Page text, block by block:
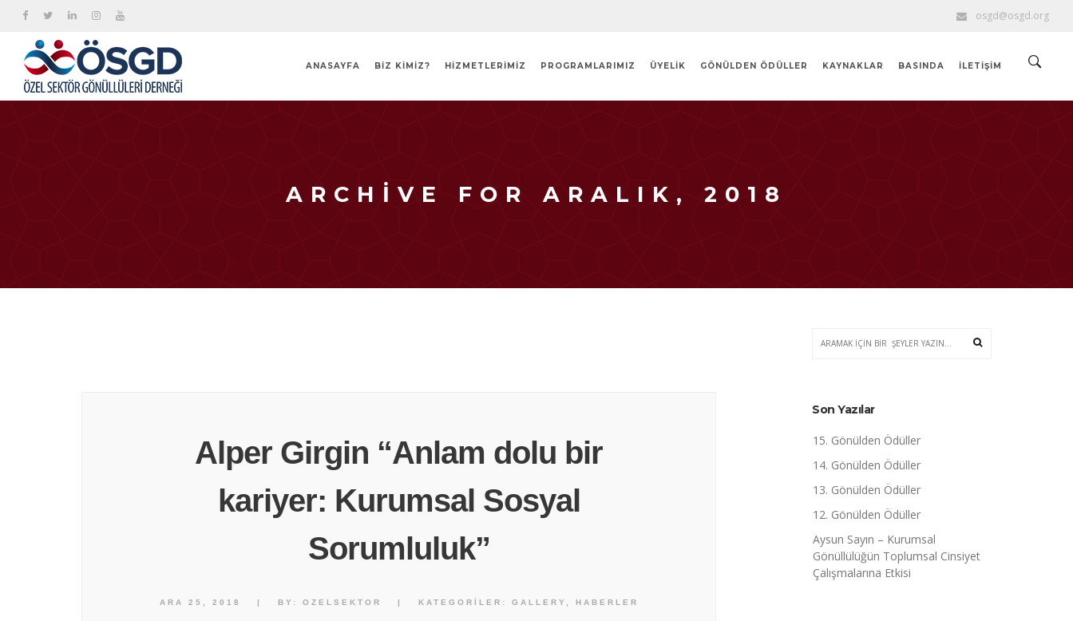
osgd@osgd.org
ANASAYFA BİZ KİMİZ? HIZMETLERIMIZ PROGRAMLARIMIZ ÜYELIK GÖNÜLDEN ÖDÜLLER KAYNAKLAR BASINDA İLETIŞIM
ARCHIVE FOR ARALIK, 2018
Alper Girgin “Anlam dolu bir
kariyer: Kurumsal Sosyal
Sorumluluk”
ARA 25, 2018 | BY: OZELSEKTOR | KATEGORILER: GALLERY HABERLER
Son Yazılar
15. Gönülden Ödüller
14. Gönülden Ödüller
13. Gönülden Ödüller
12. Gönülden Ödüller
Aysun Sayın – Kurumsal
Gönüllülüğün Toplumsal Cinsiyet
Çalışmalarına Etkisi